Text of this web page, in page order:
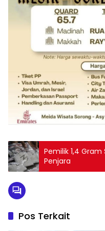
Pemilik 1,4
Penjara
Pos Terkait